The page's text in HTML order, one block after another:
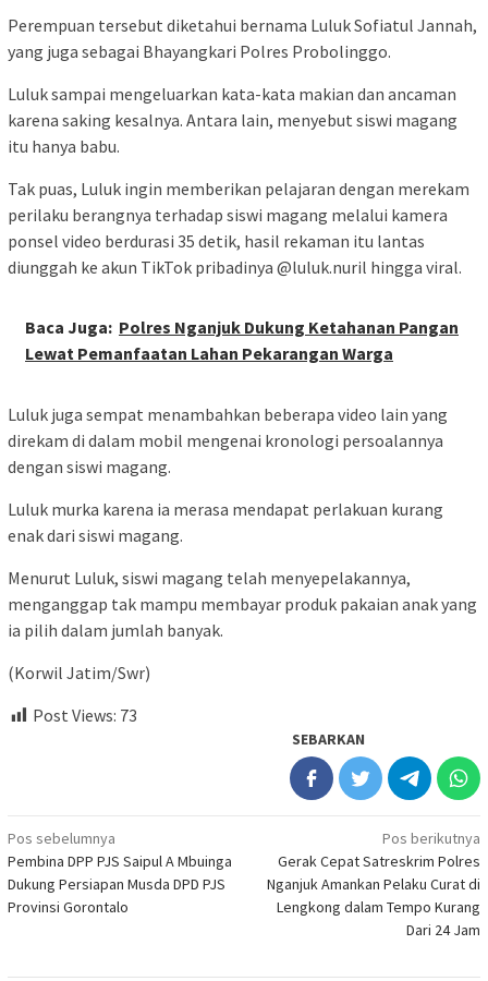
Perempuan tersebut diketahui bernama Luluk Sofiatul Jannah,
yang juga sebagai Bhayangkari Polres Probolinggo.
Luluk sampai mengeluarkan kata-kata makian dan ancaman
karena saking kesalnya. Antara lain, menyebut siswi magang
itu hanya babu.
Tak puas, Luluk ingin memberikan pelajaran dengan merekam
perilaku berangnya terhadap siswi magang melalui kamera
ponsel video berdurasi 35 detik, hasil rekaman itu lantas
diunggah ke akun TikTok pribadinya @luluk.nuril hingga viral.
Baca Juga: Polres Nganjuk Dukung Ketahanan Pangan
Lewat Pemanfaatan Lahan Pekarangan Warga
Luluk juga sempat menambahkan beberapa video lain yang
direkam di dalam mobil mengenai kronologi persoalannya
dengan siswi magang.
Luluk murka karena ia merasa mendapat perlakuan kurang
enak dari siswi magang.
Menurut Luluk, siswi magang telah menyepelakannya,
menganggap tak mampu membayar produk pakaian anak yang
ia pilih dalam jumlah banyak.
(Korwil Jatim/Swr)
Post Views: 73
SEBARKAN
Navigasi
pos
Pos sebelumnya
Pembina DPP PJS Saipul A Mbuinga
Dukung Persiapan Musda DPD PJS
Provinsi Gorontalo
Pos berikutnya
Gerak Cepat Satreskrim Polres
Nganjuk Amankan Pelaku Curat di
Lengkong dalam Tempo Kurang
Dari 24 Jam